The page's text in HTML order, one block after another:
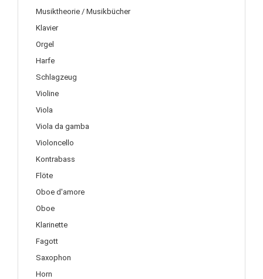
Musiktheorie / Musikbücher
Klavier
Orgel
Harfe
Schlagzeug
Violine
Viola
Viola da gamba
Violoncello
Kontrabass
Flöte
Oboe d'amore
Oboe
Klarinette
Fagott
Saxophon
Horn